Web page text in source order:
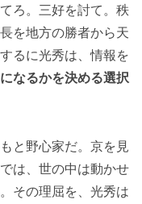
ろ。三好を討て。秩
を地方の勝者から天
るに光秀は、情報を
なるかを決める選択
と野心家だ。京を見
は、世の中は動かせ
その理屈を、光秀は